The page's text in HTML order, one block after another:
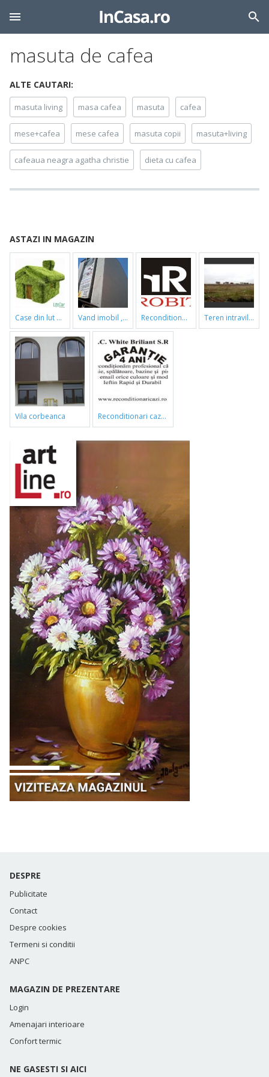
masuta de cafea
ALTE CAUTARI:
masuta living masa cafea masuta cafea
mese+cafea mese cafea masuta copii masuta+living
cafeaua neagra agatha christie dieta cu cafea
ASTAZI IN MAGAZIN
case din lut si paie vand imobil ,790m,piata gorjului,pret negociabil reconditionari cazi de baie teren intravilan
vila corbeanca reconditionari cazi de baie
DESPRE
Publicitate
Contact
Despre cookies
Termeni si conditii
ANPC
MAGAZIN DE PREZENTARE
Login
Amenajari interioare
Confort termic
NE GASESTI SI AICI